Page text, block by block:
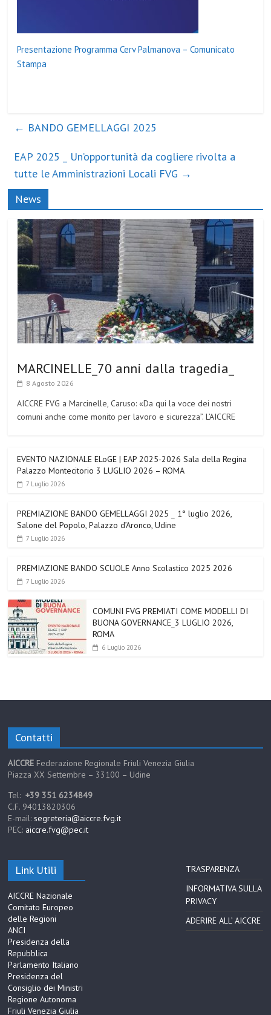
Presentazione Programma Cerv Palmanova – Comunicato
Stampa
← BANDO GEMELLAGGI 2025
EAP 2025 _ Un’opportunità da cogliere rivolta a
tutte le Amministrazioni Locali FVG →
News
MARCINELLE_70 anni dalla tragedia_
8 Agosto 2026
AICCRE FVG a Marcinelle, Caruso: «Da qui la voce dei nostri
comuni anche come monito per lavoro e sicurezza”. L’AICCRE
EVENTO NAZIONALE ELoGE | EAP 2025-2026 Sala della Regina
Palazzo Montecitorio 3 LUGLIO 2026 – ROMA
7 Luglio 2026
PREMIAZIONE BANDO GEMELLAGGI 2025 _ 1° luglio 2026,
Salone del Popolo, Palazzo d’Aronco, Udine
7 Luglio 2026
PREMIAZIONE BANDO SCUOLE Anno Scolastico 2025 2026
7 Luglio 2026
COMUNI FVG PREMIATI COME MODELLI DI
BUONA GOVERNANCE_3 LUGLIO 2026,
ROMA
6 Luglio 2026
Contatti
AICCRE Federazione Regionale Friuli Venezia Giulia
Piazza XX Settembre – 33100 – Udine
Tel:+39 351 6234849
C.F. 94013820306
E-mail:segreteria@aiccre.fvg.it
PEC: aiccre.fvg@pec.it
Link Utili
AICCRE Nazionale
Comitato Europeo
delle Regioni
ANCI
Presidenza della
Repubblica
Parlamento Italiano
Presidenza del
Consiglio dei Ministri
Regione Autonoma
Friuli Venezia Giulia
TRASPARENZA
INFORMATIVA SULLA
PRIVACY
ADERIRE ALL’ AICCRE